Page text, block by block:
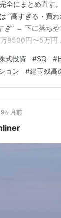
全にまとめ直す
“高すぎる・買
ぎ” ＝ 下に落ち
9500円〜5万円
1. 日経平均は
：19.08倍（高
円（伸びていな
の利益は増えて
式投資 #SQ #
ョン #建玉残高
9ヶ月前